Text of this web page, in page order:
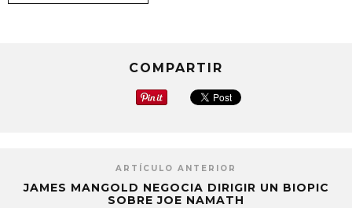
COMPARTIR
ARTÍCULO ANTERIOR
JAMES MANGOLD NEGOCIA DIRIGIR UN BIOPIC
SOBRE JOE NAMATH